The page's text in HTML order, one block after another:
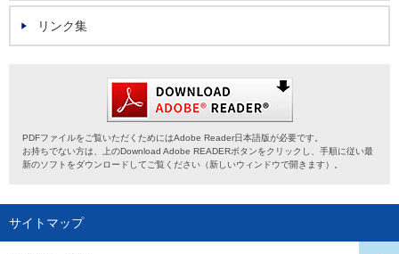
リンク集
PDFファイルをご覧いただくためにはAdobe Reader日本語版が必要です。
お持ちでない方は、上のDownload Adobe READERボタンをクリックし、手順に従い最
新のソフトをダウンロードしてご覧ください（新しいウィンドウで開きます）。
サイトマップ